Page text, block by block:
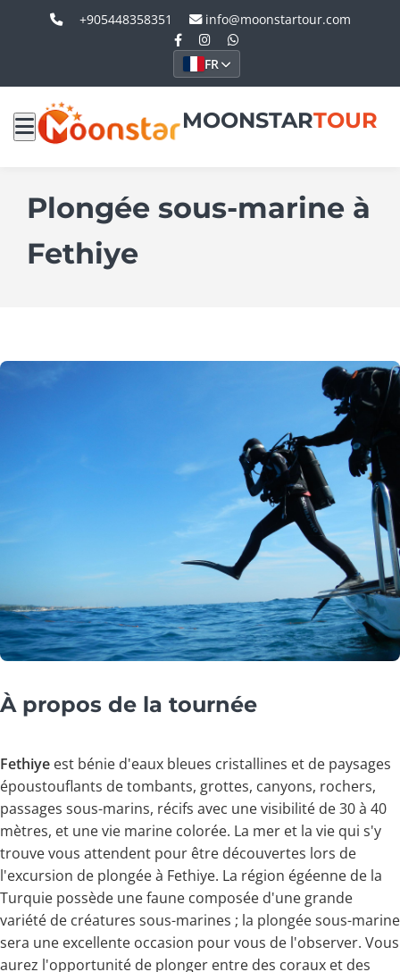
+905448358351 info@moonstartour.com
FR
MOONSTARTOUR
Plongée sous-marine à
Fethiye
À propos de la tournée
Fethiye est bénie d'eaux bleues cristallines et de paysages
époustouflants de tombants, grottes, canyons, rochers,
passages sous-marins, récifs avec une visibilité de 30 à 40
mètres, et une vie marine colorée. La mer et la vie qui s'y
trouve vous attendent pour être découvertes lors de
l'excursion de plongée à Fethiye. La région égéenne de la
Turquie possède une faune composée d'une grande
variété de créatures sous-marines ; la plongée sous-marine
sera une excellente occasion pour vous de l'observer. Vous
aurez l'opportunité de plonger entre des coraux et des